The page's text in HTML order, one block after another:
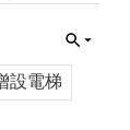
設電梯